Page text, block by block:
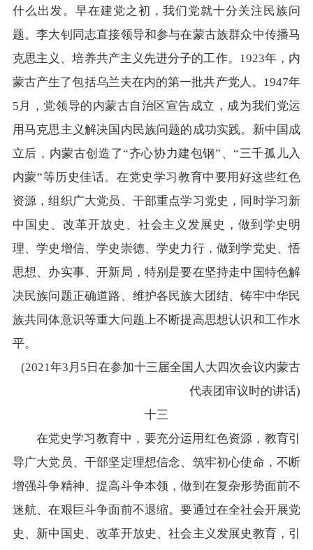
什么出发。早在建党之初，我们党就十分关注民族问
题。李大钊同志直接领导和参与在蒙古族群众中传播马
克思主义、培养共产主义先进分子的工作。1923年，内
蒙古产生了包括乌兰夫在内的第一批共产党人。1947年
5月，党领导的内蒙古自治区宣告成立，成为我们党运
用马克思主义解决国内民族问题的成功实践。新中国成
立后，内蒙古创造了“齐心协力建包钢”、“三千孤儿入
内蒙”等历史佳话。在党史学习教育中要用好这些红色
资源，组织广大党员、干部重点学习党史，同时学习新
中国史、改革开放史、社会主义发展史，做到学史明
理、学史增信、学史崇德、学史力行，做到学党史、悟
思想、办实事、开新局，特别是要在坚持走中国特色解
决民族问题正确道路、维护各民族大团结、铸牢中华民
族共同体意识等重大问题上不断提高思想认识和工作水
平。
(2021年3月5日在参加十三届全国人大四次会议内蒙古
代表团审议时的讲话)
十三
在党史学习教育中，要充分运用红色资源，教育引
导广大党员、干部坚定理想信念、筑牢初心使命，不断
增强斗争精神、提高斗争本领，做到在复杂形势面前不
迷航、在艰巨斗争面前不退缩。要通过在全社会开展党
史、新中国史、改革开放史、社会主义发展史教育，引